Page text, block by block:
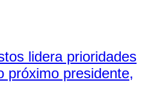
lidera prioridades
próximo presidente,